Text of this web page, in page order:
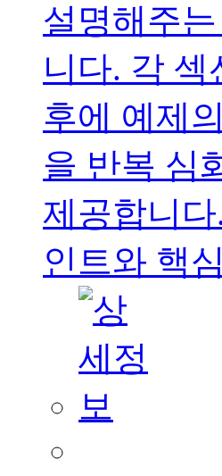
설명해주
니다. 각
후에 예제
을 반복 심
제공합니
인트와 핵